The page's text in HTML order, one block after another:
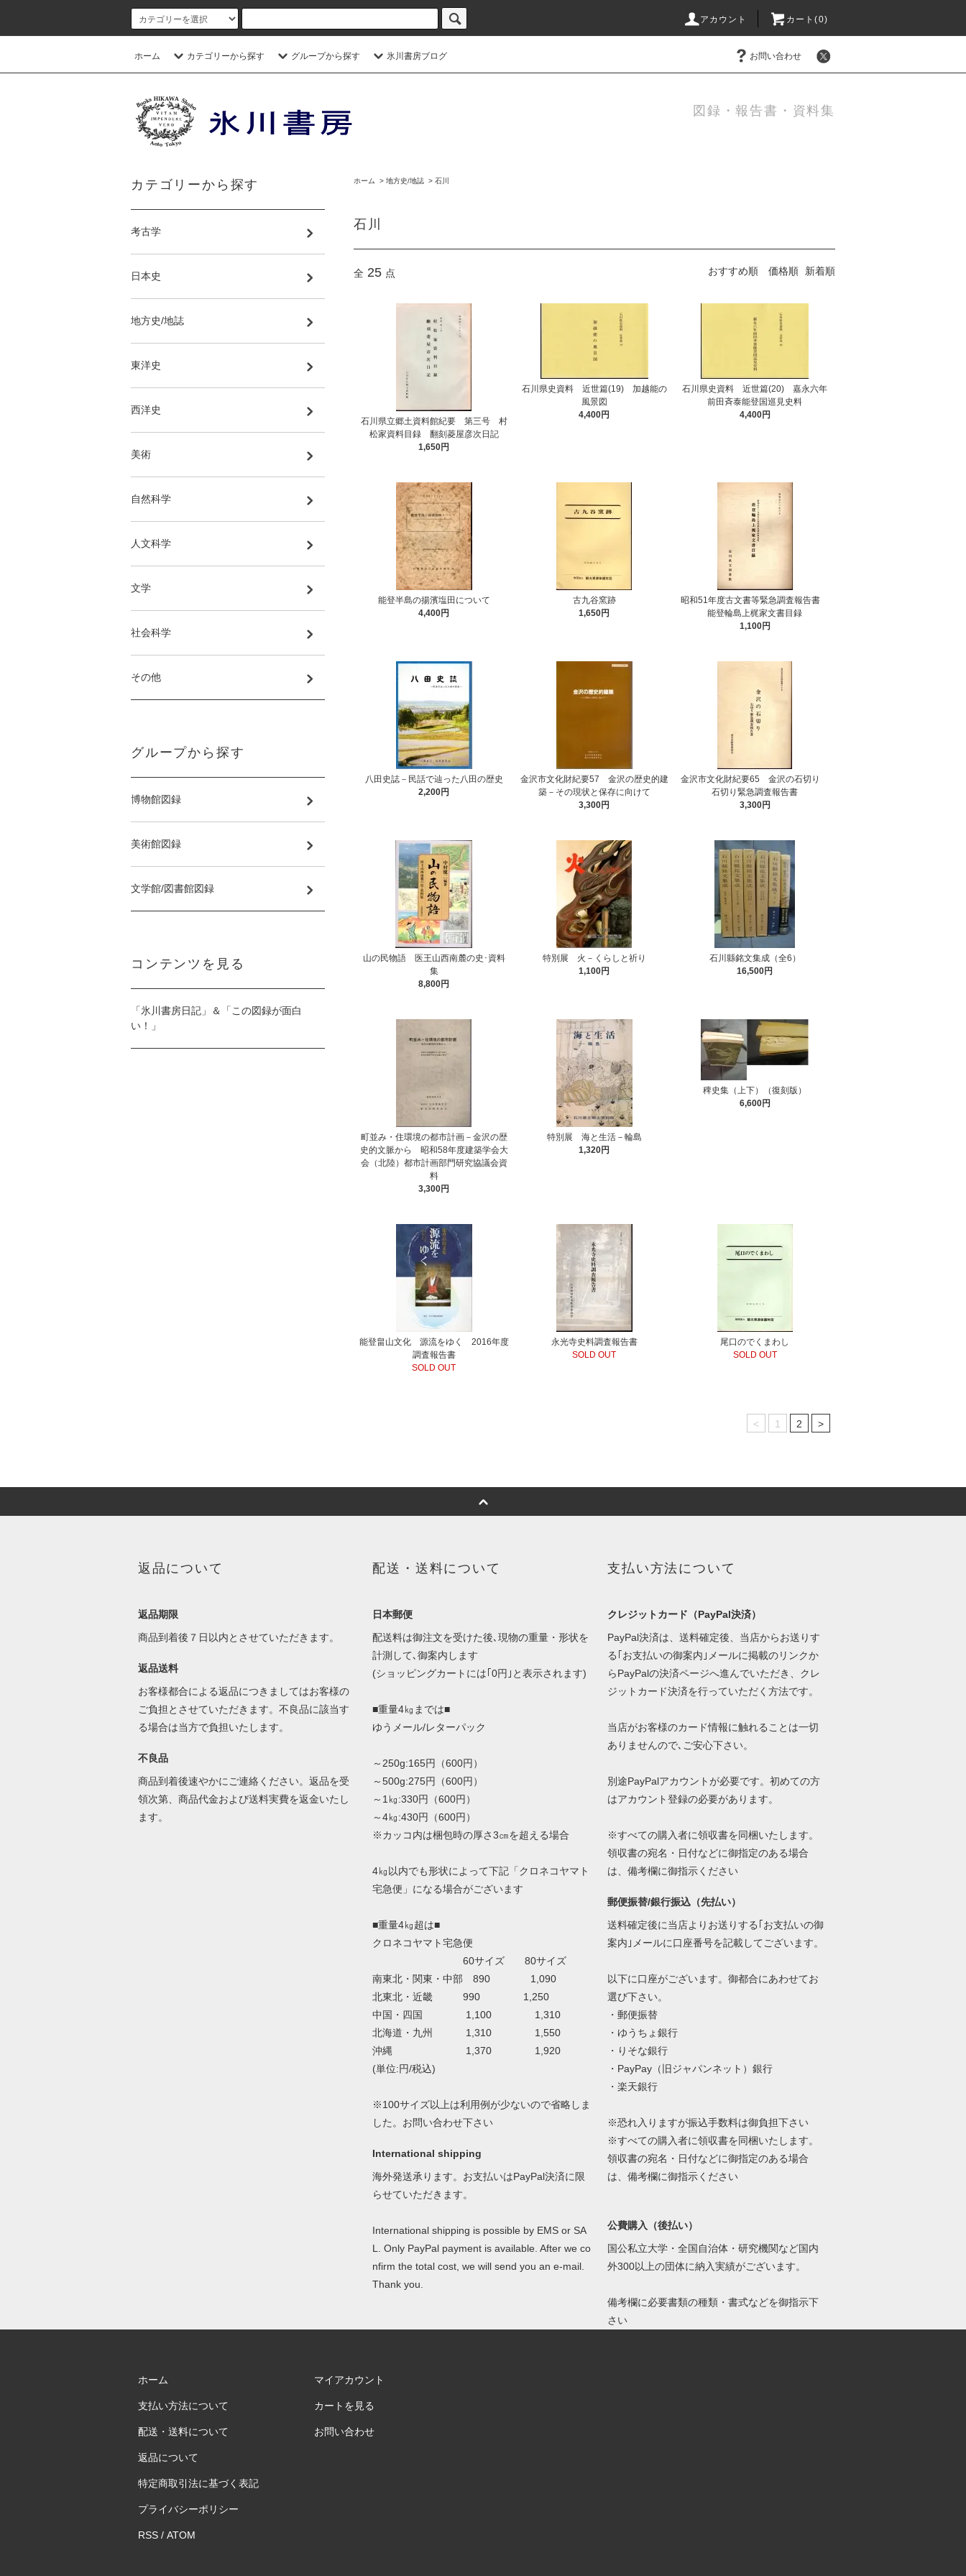
アカウント カート(0)
ホーム カテゴリーから探す グループから探す 氷川書房ブログ お問い合わせ
図録・報告書・資料集
ホーム > 地方史/地誌 > 石川
石川
全 25 点 おすすめ順 価格順 新着順
石川県立郷土資料館紀要 第三号 村
松家資料目録 翻刻菱屋彦次日記
1,650円
石川県史資料 近世篇(19) 加越能の
風景図
4,400円
石川県史資料 近世篇(20) 嘉永六年
前田斉泰能登国巡見史料
4,400円
能登半島の揚濱塩田について
4,400円
古九谷窯跡
1,650円
昭和51年度古文書等緊急調査報告書
能登輪島上梶家文書目録
1,100円
八田史誌－民話で辿った八田の歴史
2,200円
金沢市文化財紀要57 金沢の歴史的建
築－その現状と保存に向けて
3,300円
金沢市文化財紀要65 金沢の石切り
石切り緊急調査報告書
3,300円
山の民物語 医王山西南麓の史･資料
集
8,800円
特別展 火－くらしと祈り
1,100円
石川縣銘文集成（全6）
16,500円
町並み・住環境の都市計画－金沢の歴
史的文脈から 昭和58年度建築学会大
会（北陸）都市計画部門研究協議会資
料
3,300円
特別展 海と生活－輪島
1,320円
稗史集（上下）（復刻版）
6,600円
能登畠山文化 源流をゆく 2016年度
調査報告書
SOLD OUT
永光寺史料調査報告書
SOLD OUT
尾口のでくまわし
SOLD OUT
< 1 2 >
カテゴリーから探す
考古学
日本史
地方史/地誌
東洋史
西洋史
美術
自然科学
人文科学
文学
社会科学
その他
グループから探す
博物館図録
美術館図録
文学館/図書館図録
コンテンツを見る
「氷川書房日記」＆「この図録が面白
い！」
返品について
返品期限
商品到着後７日以内とさせていただきます。
返品送料
お客様都合による返品につきましてはお客様の
ご負担とさせていただきます。不良品に該当す
る場合は当方で負担いたします。
不良品
商品到着後速やかにご連絡ください。返品を受
領次第、商品代金および送料実費を返金いたし
ます。
配送・送料について
日本郵便
配送料は御注文を受けた後､現物の重量・形状を
計測して､御案内します
(ショッピングカートには｢0円｣と表示されます)
■重量4㎏までは■
ゆうメール/レターパック
～250g:165円（600円）
～500g:275円（600円）
～1㎏:330円（600円）
～4㎏:430円（600円）
※カッコ内は梱包時の厚さ3㎝を超える場合
4㎏以内でも形状によって下記「クロネコヤマト
宅急便」になる場合がございます
■重量4㎏超は■
クロネコヤマト宅急便
60サイズ 80サイズ
南東北・関東・中部 890 1,090
北東北・近畿 990 1,250
中国・四国 1,100 1,310
北海道・九州 1,310 1,550
沖縄 1,370 1,920
(単位:円/税込)
※100サイズ以上は利用例が少ないので省略しま
した。お問い合わせ下さい
International shipping
海外発送承ります。お支払いはPayPal決済に限
らせていただきます。
International shipping is possible by EMS or SA
L. Only PayPal payment is available. After we co
nfirm the total cost, we will send you an e-mail.
Thank you.
支払い方法について
クレジットカード（PayPal決済）
PayPal決済は、送料確定後、当店からお送りす
る｢お支払いの御案内｣メールに掲載のリンクか
らPayPalの決済ページへ進んでいただき、クレ
ジットカード決済を行っていただく方法です。
当店がお客様のカード情報に触れることは一切
ありませんので､ご安心下さい。
別途PayPalアカウントが必要です。初めての方
はアカウント登録の必要があります。
※すべての購入者に領収書を同梱いたします。
領収書の宛名・日付などに御指定のある場合
は、備考欄に御指示ください
郵便振替/銀行振込（先払い）
送料確定後に当店よりお送りする｢お支払いの御
案内｣メールに口座番号を記載してございます。
以下に口座がございます。御都合にあわせてお
選び下さい。
・郵便振替
・ゆうちょ銀行
・りそな銀行
・PayPay（旧ジャパンネット）銀行
・楽天銀行
※恐れ入りますが振込手数料は御負担下さい
※すべての購入者に領収書を同梱いたします。
領収書の宛名・日付などに御指定のある場合
は、備考欄に御指示ください
公費購入（後払い）
国公私立大学・全国自治体・研究機関など国内
外300以上の団体に納入実績がございます。
備考欄に必要書類の種類・書式などを御指示下
さい
ホーム
支払い方法について
配送・送料について
返品について
特定商取引法に基づく表記
プライバシーポリシー
RSS/ ATOM
マイアカウント
カートを見る
お問い合わせ